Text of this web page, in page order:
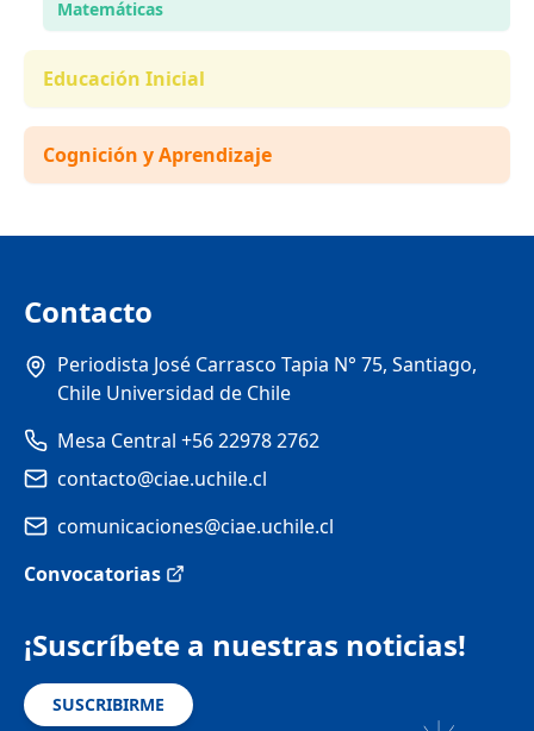
Matemáticas
Educación Inicial
Cognición y Aprendizaje
Contacto
Periodista José Carrasco Tapia N° 75, Santiago,
Chile Universidad de Chile
Mesa Central +56 22978 2762
contacto@ciae.uchile.cl
comunicaciones@ciae.uchile.cl
Convocatorias
¡Suscríbete a nuestras noticias!
SUSCRIBIRME